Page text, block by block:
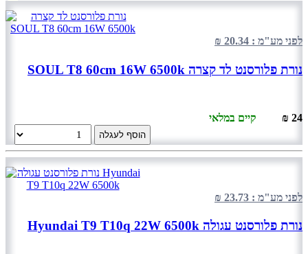
לפני מע"מ : 20.34 ₪
נורת פלורסנט לד קצרה SOUL T8 60cm 16W 6500k
24 ₪ קיים במלאי
הוסף לעגלה
לפני מע"מ : 23.73 ₪
נורת פלורסנט עגולה Hyundai T9 T10q 22W 6500k